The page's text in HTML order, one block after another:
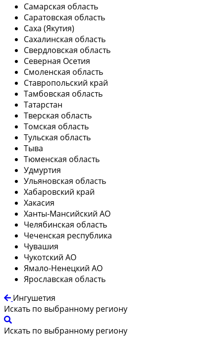
Самарская область
Саратовская область
Саха (Якутия)
Сахалинская область
Свердловская область
Северная Осетия
Смоленская область
Ставропольский край
Тамбовская область
Татарстан
Тверская область
Томская область
Тульская область
Тыва
Тюменская область
Удмуртия
Ульяновская область
Хабаровский край
Хакасия
Ханты-Мансийский АО
Челябинская область
Чеченская республика
Чувашия
Чукотский АО
Ямало-Ненецкий АО
Ярославская область
Ингушетия
Искать по выбранному региону
Искать по выбранному региону